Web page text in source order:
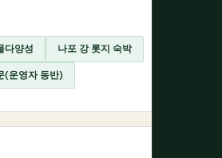
다양성 나포 강 롯지 숙박
(운영자 동반)